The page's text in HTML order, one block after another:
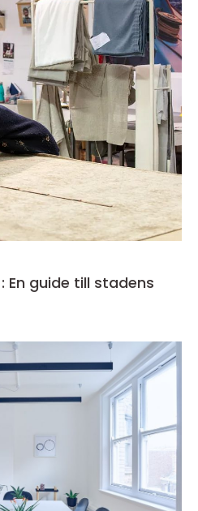
guide till stadens